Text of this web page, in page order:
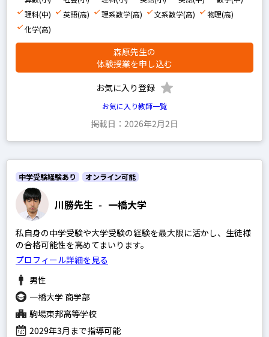
理科(中)
英語(高) 理系数学(高) 文系数学(高)
物理(高)
化学(高)
森原先生の
体験授業を申し込む
お気に入り登録
お気に入り教師一覧
掲載日：2026年2月2日
川勝先生 - 一橋大学
中学受験経験あり オンライン可能
私自身の中学受験や大学受験の経験を最大限に活かし、生徒様
の合格可能性を高めてまいります。
プロフィール詳細を見る
男性
一橋大学 商学部
駒場東邦高等学校
2029年3月まで指導可能